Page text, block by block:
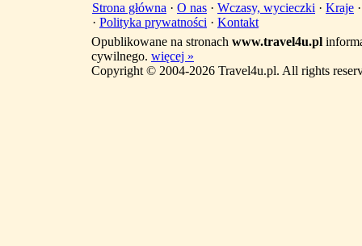
Strona główna · O nas · Wczasy, wycieczki · Kraje
· Polityka prywatności · Kontakt
Opublikowane na stronach www.travel4u.pl
cywilnego. więcej »
Copyright © 2004-2026 Travel4u.pl. All rights